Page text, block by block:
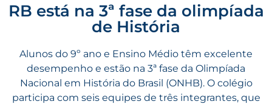
RB está na 3ª fase da olimpíada
de História
Alunos do 9º ano e Ensino Médio têm excelente
desempenho e estão na 3ª fase da Olimpíada
Nacional em História do Brasil (ONHB). O colégio
participa com seis equipes de três integrantes, que